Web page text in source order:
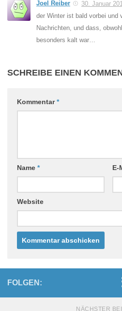
Joel Reiber
30. Januar
der Winter ist bald vorbei und
Nachrichten, und dass,
besonders kalt war…
SCHREIBE EINEN
Kommentar*
Name * E-
Website
FOLGEN:
NÄCHSTER